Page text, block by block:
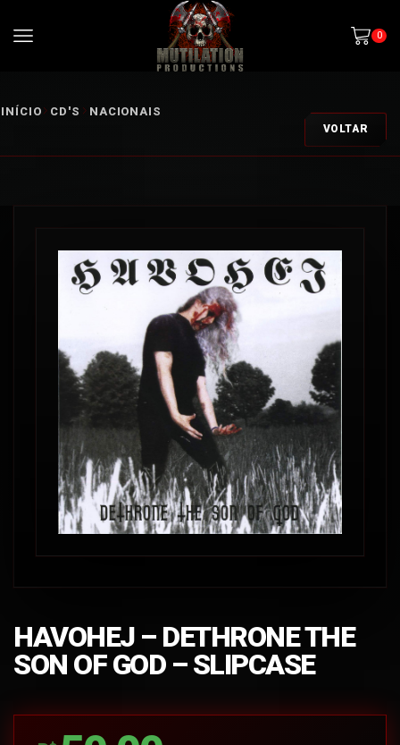
0
INÍCIO CD'S NACIONAIS
VOLTAR
HAVOHEJ – DETHRONE THE
SON OF GOD – SLIPCASE